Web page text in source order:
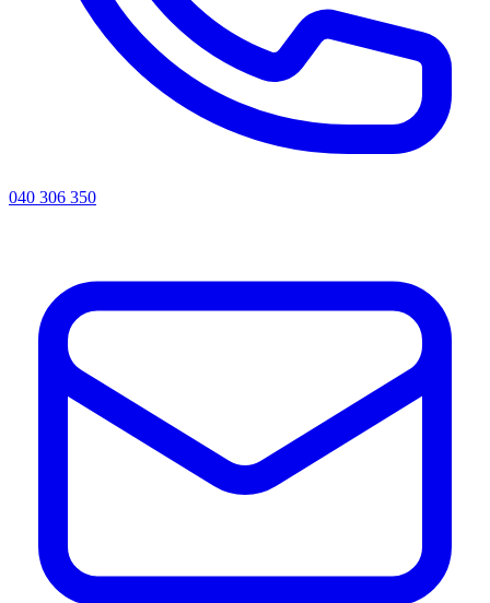
040 306 350